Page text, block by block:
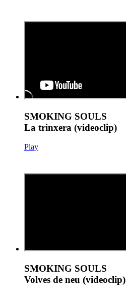
SMOKING SOULS
La trinxera (videoclip)
Play
SMOKING SOULS
Volves de neu (videoclip)